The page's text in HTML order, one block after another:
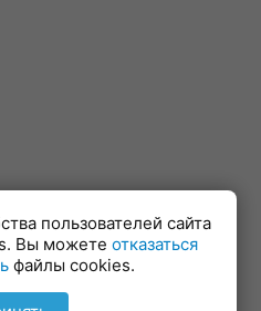
пользователей сайта
Вы можете отказаться
файлы cookies.